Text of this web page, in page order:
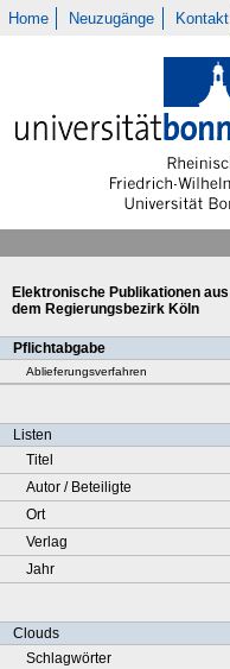
Home Neuzugänge Kontakt
Elektronische Publikationen aus
dem Regierungsbezirk Köln
Pflichtabgabe
Ablieferungsverfahren
Listen
Titel
Autor / Beteiligte
Ort
Verlag
Jahr
Clouds
Schlagwörter